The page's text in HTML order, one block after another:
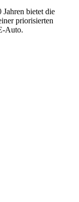
Jahren bietet die
priorisierten
Auto.